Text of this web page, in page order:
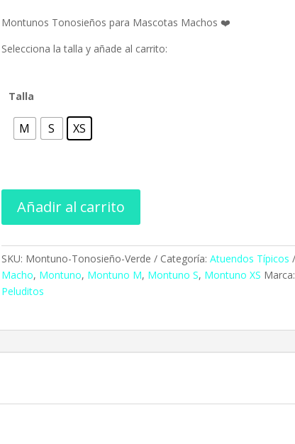
precios:
desde
$15.00
Montunos Tonosieños para Mascotas Machos ❤️
Selecciona la talla y añade al carrito:
Talla
M S XS
Añadir al carrito
SKU: Montuno-Tonosieño-Verde Categoría: Atuendos Típicos
Macho, Montuno, Montuno M, Montuno S, Montuno XS Marca:
Peluditos